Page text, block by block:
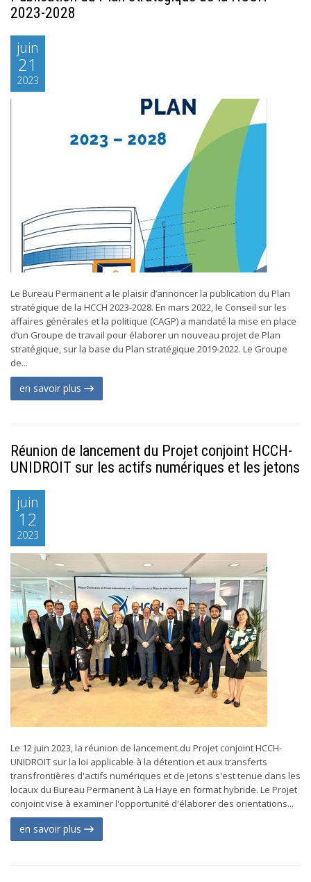
2023-2028
juin
21
2023
Le Bureau Permanent a le plaisir d’annoncer la publication du Plan
stratégique de la HCCH 2023-2028. En mars 2022, le Conseil sur les
affaires générales et la politique (CAGP) a mandaté la mise en place
d’un Groupe de travail pour élaborer un nouveau projet de Plan
stratégique, sur la base du Plan stratégique 2019-2022. Le Groupe
de...
en savoir plus
Réunion de lancement du Projet conjoint HCCH-
UNIDROIT sur les actifs numériques et les jetons
juin
12
2023
Le 12 juin 2023, la réunion de lancement du Projet conjoint HCCH-
UNIDROIT sur la loi applicable à la détention et aux transferts
transfrontières d'actifs numériques et de jetons s'est tenue dans les
locaux du Bureau Permanent à La Haye en format hybride. Le Projet
conjoint vise à examiner l'opportunité d'élaborer des orientations...
en savoir plus